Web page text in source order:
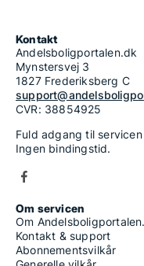
Kontakt
Andelsboligportalen.dk
Mynstersvej 3
1827 Frederiksberg C
CVR: 38854925
Fuld adgang til
Ingen bindingstid.
Om servicen
Om
Kontakt & support
Abonnementsvilkår